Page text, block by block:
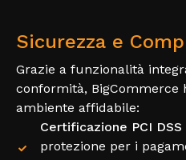
Sicurezza e
Grazie a funzionalità
conformità, BigCommerce
ambiente affidabile:
Certificazione PCI
protezione per i